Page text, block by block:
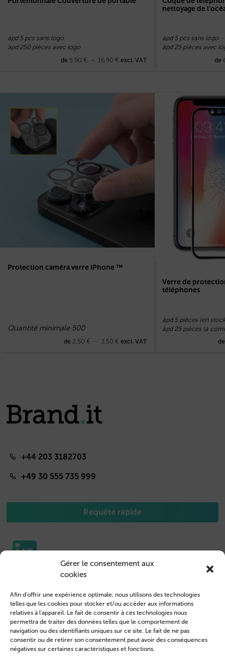
Gérer le consentement aux
cookies
Afin d'offrir une expérience optimale, nous utilisons des technologies
telles que les cookies pour stocker et/ou accéder aux informations
relatives à l'appareil. Le fait de consentir à ces technologies nous
permettra de traiter des données telles que le comportement de
navigation ou des identifiants uniques sur ce site. Le fait de ne pas
consentir ou de retirer son consentement peut avoir des conséquences
négatives sur certaines caractéristiques et fonctions.
àpd 5 pcs sans logo
àpd 250 pièces avec logo
de 5,90 € – 16,90 € excl. VAT
nettoyage de
àpd 5 pcs sans logo
àpd 25 pièces avec
de
Protection caméra verre iPhone ™
Quantité minimale 500
de 2,50 € – 3,50 € excl. VAT
Verre de
téléphones
àpd 5 pièces (en
àpd 25 pièces (à
+44 203 3182703
+49 30 555 735 999
Requête rapide
Housse de Tablet
Devenir revendeur
Profil de l’entreprise
Connexion des clients
Mentions légales
Conditions générales